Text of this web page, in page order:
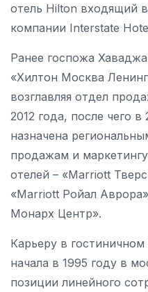
отель Hilton входящий
компании Interstate
Ранее госпожа
«Хилтон Москва
возглавляя отдел
2012 года, после чего в
назначена
продажам и
отелей – «Marriott
«Marriott Ройал
Монарх Центр».
Карьеру в
начала в 1995 году в
позиции линейного